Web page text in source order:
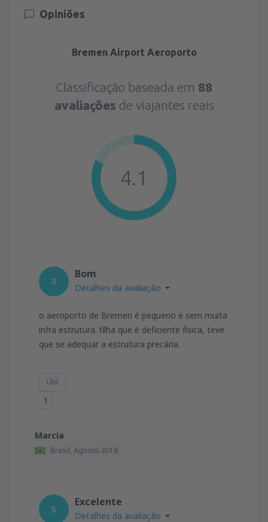
Opiniões
Bremen Airport Aeroporto
Classificação baseada em 88
avaliações de viajantes reais
4.1
Marcia
Brasil, Agosto 2018
3
Bom
Detalhes da avaliação
o aeroporto de Bremen é pequeno e sem muita
infra estrutura. filha que é deficiente física, teve
que se adequar a estrutura precária.
Útil
1
5
Excelente
Detalhes da avaliação